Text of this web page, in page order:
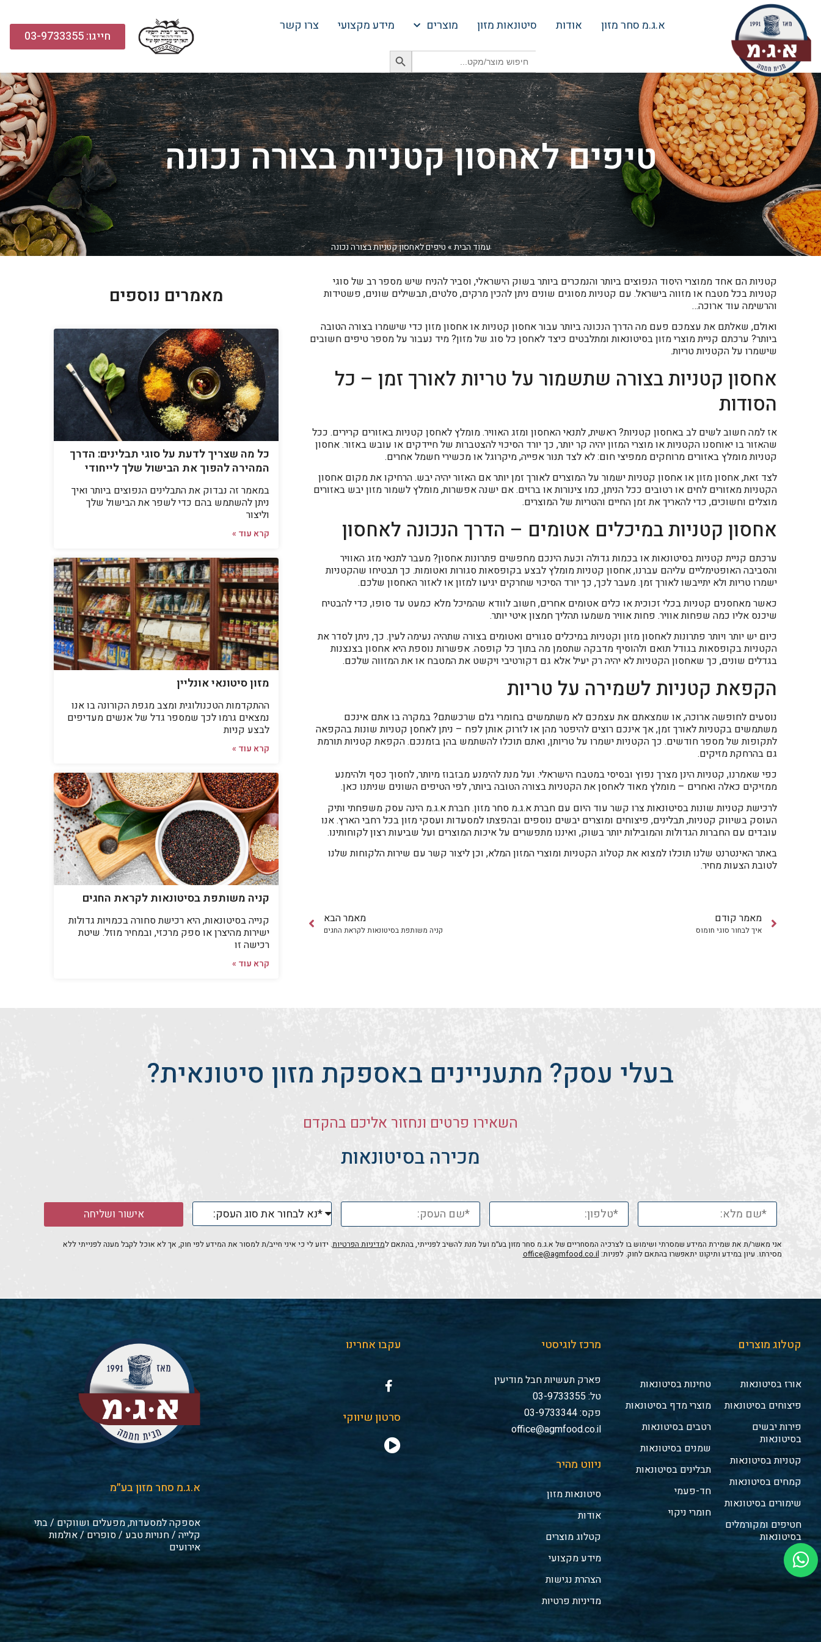
א.ג.מ סחר מזון אודות סיטונאות מזון מוצרים מידע מקצועי צרו קשר
Search
for:
Search Button
חייגו: 03-9733355
טיפים לאחסון קטניות בצורה נכונה
עמוד הבית»טיפים לאחסון קטניות בצורה נכונה
קטניות הם אחד ממוצרי היסוד הנפוצים ביותר והנמכרים ביותר בשוק הישראלי, וסביר להניח שיש מספר רב של סוגי
קטניות בכל מטבח או מזווה בישראל. עם קטניות מסוגים שונים ניתן להכין מרקים, סלטים, תבשילים שונים, פשטידות
והרשימה עוד ארוכה…
ואולם, שאלתם את עצמכם פעם מה הדרך הנכונה ביותר עבור אחסון קטניות או אחסון מזון כדי שישמרו בצורה הטובה
ביותר? ערכתם קניית מוצרי מזון בסיטונאות ומתלבטים כיצד לאחסן כל סוג של מזון? מיד נעבור על מספר טיפים חשובים
שישמרו על הקטניות טריות.
אחסון קטניות בצורה שתשמור על טריות לאורך זמן – כל
הסודות
אז למה חשוב לשים לב באחסון קטניות? ראשית, לתנאי האחסון ומזג האוויר. מומלץ לאחסן קטניות באזורים קרירים. ככל
שהאזור בו יאוחסנו הקטניות או מוצרי המזון יהיה קר יותר, כך יורד הסיכוי להצטברות של חיידקים או עובש באזור. אחסון
קטניות מומלץ באזורים מרוחקים ממפיצי חום: לא לצד תנור אפייה, מיקרוגל או מכשירי חשמל אחרים.
לצד זאת, אחסון מזון או אחסון קטניות ישמור על המוצרים לאורך זמן יותר אם האזור יהיה יבש. הרחיקו את מקום אחסון
הקטניות מאזורים לחים או רטובים ככל הניתן, כמו צינורות או ברזים. אם ישנה אפשרות, מומלץ לשמור מזון יבש באזורים
מוצלים וחשוכים, כדי להאריך את זמן החיים והטריות של המוצרים.
אחסון קטניות במיכלים אטומים – הדרך הנכונה לאחסון
ערכתם קניית קטניות בסיטונאות או בכמות גדולה וכעת הינכם מחפשים פתרונות אחסון? מעבר לתנאי מזג האוויר
והסביבה האופטימליים עליהם עברנו, אחסון קטניות מומלץ לבצע בקופסאות סגורות ואטומות. כך תבטיחו שהקטניות
ישמרו טריות ולא יתייבשו לאורך זמן. מעבר לכך, כך יורד הסיכוי שחרקים יגיעו למזון או לאזור האחסון שלכם.
כאשר מאחסנים קטניות בכלי זכוכית או כלים אטומים אחרים, חשוב לוודא שהמיכל מלא כמעט עד סופו, כדי להבטיח
שיכנס אליו כמה שפחות אוויר. פחות אוויר משמעו תהליך חמצון איטי יותר.
כיום יש יותר ויותר פתרונות לאחסון מזון וקטניות במיכלים סגורים ואטומים בצורה שתהיה נעימה לעין. כך, ניתן לסדר את
הקטניות בקופסאות בגודל תואם ולהוסיף מדבקה שתסמן מה בתוך כל קופסה. אפשרות נוספת היא אחסון בצנצנות
בגדלים שונים, כך שאחסון הקטניות לא יהיה רק יעיל אלא גם דקורטיבי ויקשט את המטבח או את המזווה שלכם.
הקפאת קטניות לשמירה על טריות
נוסעים לחופשה ארוכה, או שמצאתם את עצמכם לא משתמשים בחומרי גלם שרכשתם? במקרה בו אתם אינכם
משתמשים בקטניות לאורך זמן, אך אינכם רוצים להיפטר מהן או לזרוק אותן לפח – ניתן לאחסן קטניות שונות בהקפאה
לתקופות של מספר חודשים. כך הקטניות ישמרו על טריותן, ואתם תוכלו להשתמש בהן בזמנכם. הקפאת קטניות תורמת
גם בהרחקת מזיקים.
כפי שאמרנו, קטניות הינן מצרך נפוץ ובסיסי במטבח הישראלי. ועל מנת להימנע מבזבוז מיותר, לחסוך כסף ולהימנע
ממזיקים כאלה ואחרים – מומלץ מאוד לאחסן את הקטניות בצורה הטובה ביותר, לפי הטיפים השונים שניתנו כאן.
לרכישת קטניות שונות בסיטונאות צרו קשר עוד היום עם חברת א.ג.מ סחר מזון. חברת א.ג.מ הינה עסק משפחתי ותיק
העוסק בשיווק קטניות, תבלינים, פיצוחים ומוצרים יבשים נוספים ובהפצתו למסעדות ועסקי מזון בכל רחבי הארץ. אנו
עובדים עם החברות הגדולות והמובילות יותר בשוק, ואיננו מתפשרים על איכות המוצרים ועל שביעות רצון לקוחותינו.
באתר האינטרנט שלנו תוכלו למצוא את קטלוג הקטניות ומוצרי המזון המלא, וכן ליצור קשר עם שירות הלקוחות שלנו
לטובת הצעות מחיר.
מאמר קודם
איך לבחור סוגי חומוס
מאמר הבא
קניה משותפת בסיטונאות לקראת החגים
מאמרים נוספים
כל מה שצריך לדעת על סוגי תבלינים: הדרך
המהירה להפוך את הבישול שלך לייחודי
במאמר זה נבדוק את התבלינים הנפוצים ביותר ואיך
ניתן להשתמש בהם כדי לשפר את הבישול שלך
וליצור
קרא עוד »
מזון סיטונאי אונליין
ההתקדמות הטכנולוגית ומצב מגפת הקורונה בו אנו
נמצאים גרמו לכך שמספר גדל של אנשים מעדיפים
לבצע קניות
קרא עוד »
קניה משותפת בסיטונאות לקראת החגים
קנייה בסיטונאות, היא רכישת סחורה בכמויות גדולות
ישירות מהיצרן או ספק מרכזי, ובמחיר מוזל. שיטת
רכישה זו
קרא עוד »
בעלי עסק? מתעניינים באספקת מזון סיטונאית?
השאירו פרטים ונחזור אליכם בהקדם
מכירה בסיטונאות
אישור ושליחה
אני מאשר/ת את שמירת המידע שמסרתי ושימוש בו לצרכיה המסחריים של א.ג.מ סחר מזון בע״מ ועל מנת להשיב לפנייתי, בהתאם למדיניות הפרטיות. ידוע לי כי איני חייב/ת למסור את המידע לפי חוק, אך לא אוכל לקבל מענה לפנייתי ללא
מסירתו. עיון במידע ותיקונו יתאפשרו בהתאם לחוק. לפניות: office@agmfood.co.il
קטלוג מוצרים
אורז בסיטונאות
פיצוחים בסיטונאות
פירות יבשים
בסיטונאות
קטניות בסיטונאות
קמחים בסיטונאות
שימורים בסיטונאות
חטיפים ומקורמלים
בסיטונאות
טחינות בסיטונאות
מוצרי מדף בסיטונאות
רטבים בסיטונאות
שמנים בסיטונאות
תבלינים בסיטונאות
חד-פעמי
חומרי ניקוי
מרכז לוגיסטי
פארק תעשיות חבל מודיעין
טל: 03-9733355
פקס: 03-9733344
office@agmfood.co.il
ניווט מהיר
סיטונאות מזון
אודות
קטלוג מוצרים
מידע מקצועי
הצהרת נגישות
מדיניות פרטיות
עקבו אחרינו
סרטון שיווקי
א.ג.מ סחר מזון בע״מ
אספקה למסעדות, מפעלים ושווקים / בתי
קלייה / חנויות טבע / סופרים / אולמות
אירועים